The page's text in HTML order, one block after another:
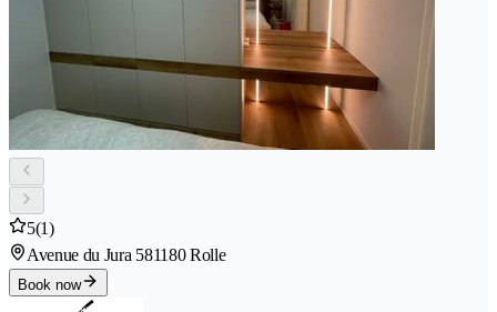
5(1)
Avenue du Jura 581180 Rolle
Book now